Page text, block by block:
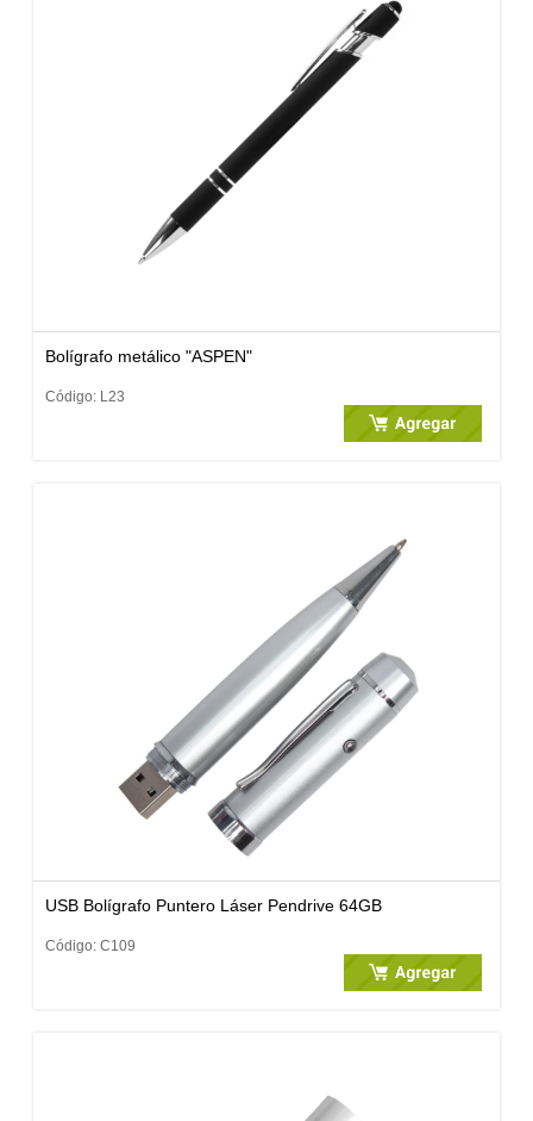
Bolígrafo metálico "ASPEN"
Código: L23
USB Bolígrafo Puntero Láser Pendrive 64GB
Código: C109